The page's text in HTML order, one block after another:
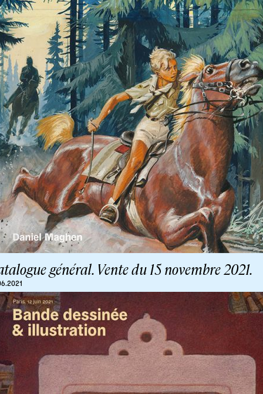
général. Vente du 15 novembre 2021.